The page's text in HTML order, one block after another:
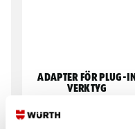
Adapter för plug-in
verktyg